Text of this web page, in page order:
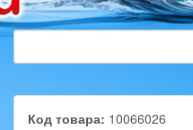
Код товара: 10066026